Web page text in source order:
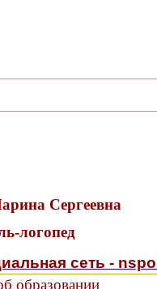
Сергеевна
логопед
сеть -
образовании